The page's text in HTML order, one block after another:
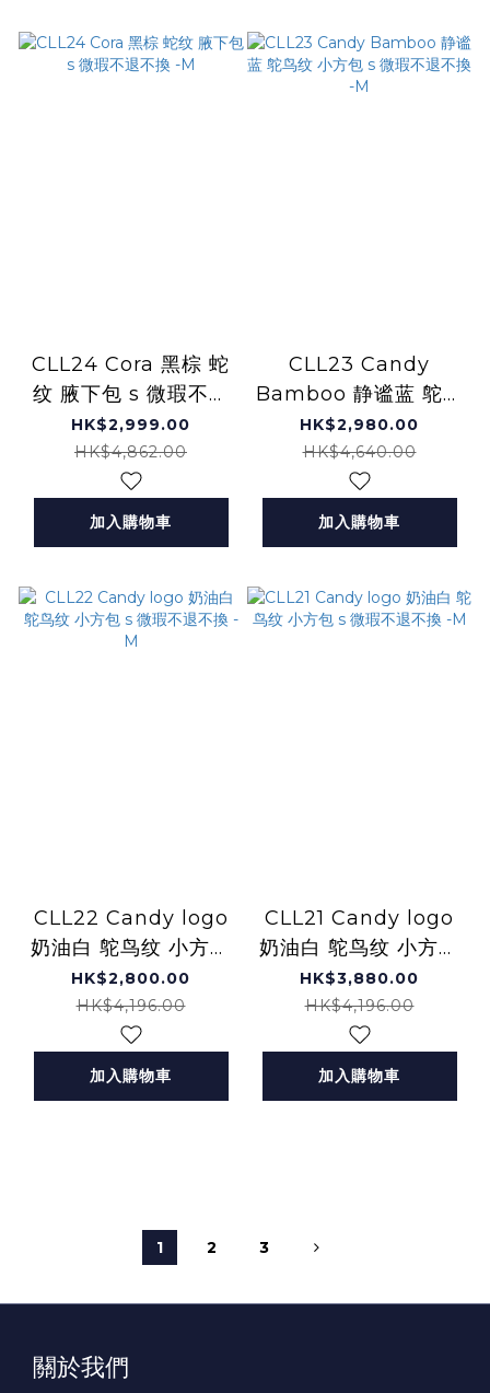
CLL24 Cora 黑棕 蛇
纹 腋下包 s 微瑕不退
不換 -M
HK$2,999.00
HK$4,862.00
加入購物車
CLL23 Candy
Bamboo 静谧蓝 鸵鸟
纹 小方包 s 微瑕不退
不換 -M
HK$2,980.00
HK$4,640.00
加入購物車
CLL22 Candy logo
奶油白 鸵鸟纹 小方包
s 微瑕不退不換 -M
HK$2,800.00
HK$4,196.00
加入購物車
CLL21 Candy logo
奶油白 鸵鸟纹 小方包
s 微瑕不退不換 -M
HK$3,880.00
HK$4,196.00
加入購物車
1 2 3
關於我們